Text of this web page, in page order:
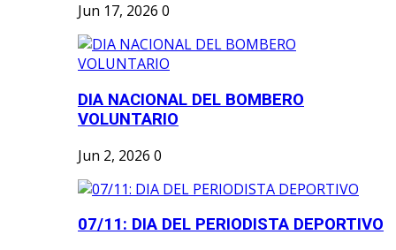
Jun 17, 2026 0
DIA NACIONAL DEL BOMBERO
VOLUNTARIO
Jun 2, 2026 0
07/11: DIA DEL PERIODISTA DEPORTIVO